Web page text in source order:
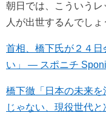
朝日では、こういう
人が出世するんでし
首相、橋下氏が２４
い」 ― スポニチ
橋下徹「日本の未来を
じゃない、現役世代